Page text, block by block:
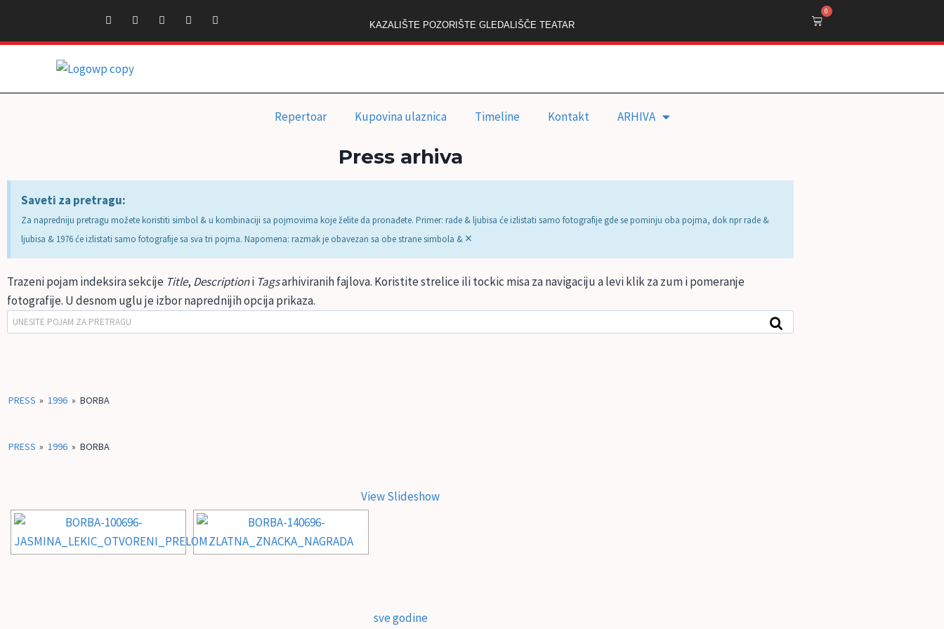
KAZALIŠTE POZORIŠTE GLEDALIŠČE TEATAR
0
Repertoar Kupovina ulaznica Timeline Kontakt ARHIVA
Press arhiva
Saveti za pretragu:
Za napredniju pretragu možete koristiti simbol & u kombinaciji sa pojmovima koje želite da pronađete. Primer: rade & ljubisa će izlistati samo fotografije gde se pominju oba pojma, dok npr rade &
ljubisa & 1976 će izlistati samo fotografije sa sva tri pojma. Napomena: razmak je obavezan sa obe strane simbola & ×
Trazeni pojam indeksira sekcije Title, Descriptioni Tagsarhiviranih fajlova. Koristite strelice ili tockic misa za navigaciju a levi klik za zum i pomeranje
fotografije. U desnom uglu je izbor naprednijih opcija prikaza.
PRESS » 1996 » BORBA
PRESS » 1996 » BORBA
View Slideshow
sve godine